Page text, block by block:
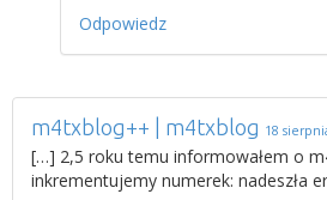
Odpowiedz
m4txblog++ | m4txblog 18
[…] 2,5 roku temu informowałem o
inkrementujemy numerek: nadeszła